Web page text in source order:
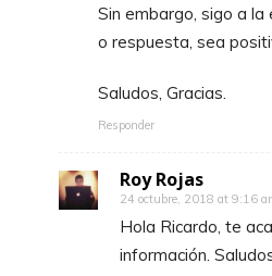
Sin embargo, sigo a
o respuesta, sea
Saludos, Gracias.
Responder
Roy Rojas
24 octubre, 2018 at 9:16
Hola Ricardo, te
información.